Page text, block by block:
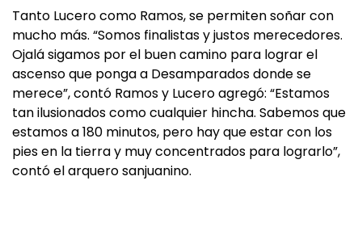
Tanto Lucero como Ramos, se permiten soñar con
mucho más. “Somos finalistas y justos merecedores.
Ojalá sigamos por el buen camino para lograr el
ascenso que ponga a Desamparados donde se
merece”, contó Ramos y Lucero agregó: “Estamos
tan ilusionados como cualquier hincha. Sabemos que
estamos a 180 minutos, pero hay que estar con los
pies en la tierra y muy concentrados para lograrlo”,
contó el arquero sanjuanino.